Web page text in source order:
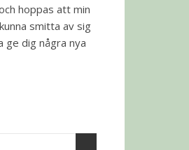
hoppas att min
smitta av sig
ge dig några nya